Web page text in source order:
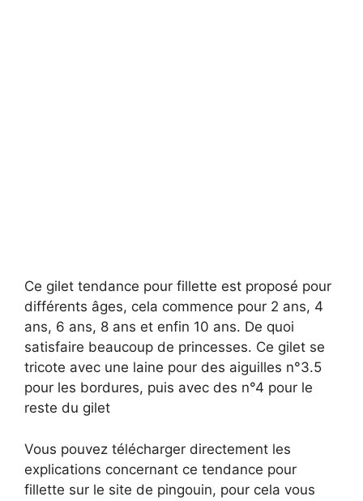
Ce gilet tendance pour fillette est proposé pour
différents âges, cela commence pour 2 ans, 4
ans, 6 ans, 8 ans et enfin 10 ans. De quoi
satisfaire beaucoup de princesses. Ce gilet se
tricote avec une laine pour des aiguilles n°3.5
pour les bordures, puis avec des n°4 pour le
reste du gilet
Vous pouvez télécharger directement les
explications concernant ce tendance pour
fillette sur le site de pingouin, pour cela vous